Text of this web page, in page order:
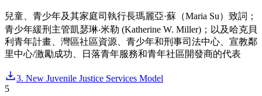
兒童、青少年及其家庭司執行長瑪麗亞·蘇（Maria Su）致詞；
青少年緩刑主管凱瑟琳‧米勒 (Katherine W. Miller)；以及哈克貝
利青年計畫、灣區社區資源、青少年和刑事司法中心、宣教鄰
里中心/激勵成功、日落青年服務和青年社區開發商的代表
3. New Juvenile Justice Services Model
5